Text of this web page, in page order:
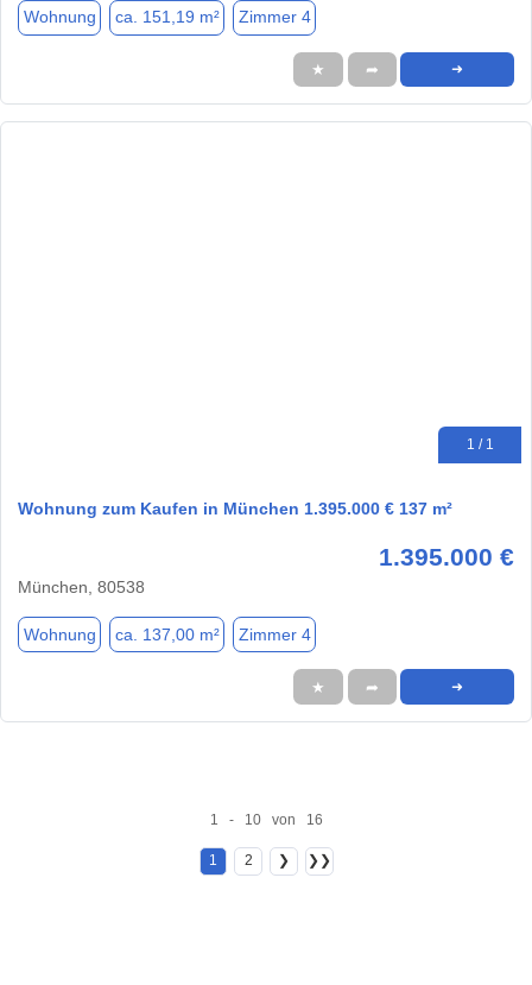
Wohnung ca. 151,19 m² Zimmer 4
★ ➦ ➜
1 / 1
Wohnung zum Kaufen in München 1.395.000 € 137 m²
1.395.000 €
München, 80538
Wohnung ca. 137,00 m² Zimmer 4
★ ➦ ➜
1 - 10 von 16
1 2 ❯ ❯❯